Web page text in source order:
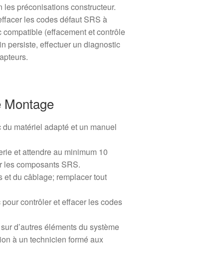
les préconisations constructeur.
les codes défaut SRS à
compatible (effacement et contrôle
persiste, effectuer un diagnostic
Montage
matériel adapté et un manuel
et attendre au minimum 10
les composants SRS.
et du câblage; remplacer tout
contrôler et effacer les codes
d’autres éléments du système
à un technicien formé aux